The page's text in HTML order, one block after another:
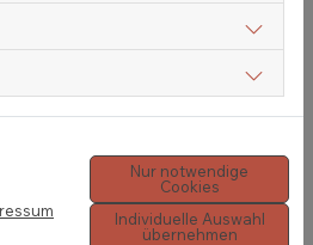
Nur notwendige
Cookies
Individuelle Auswahl
übernehmen